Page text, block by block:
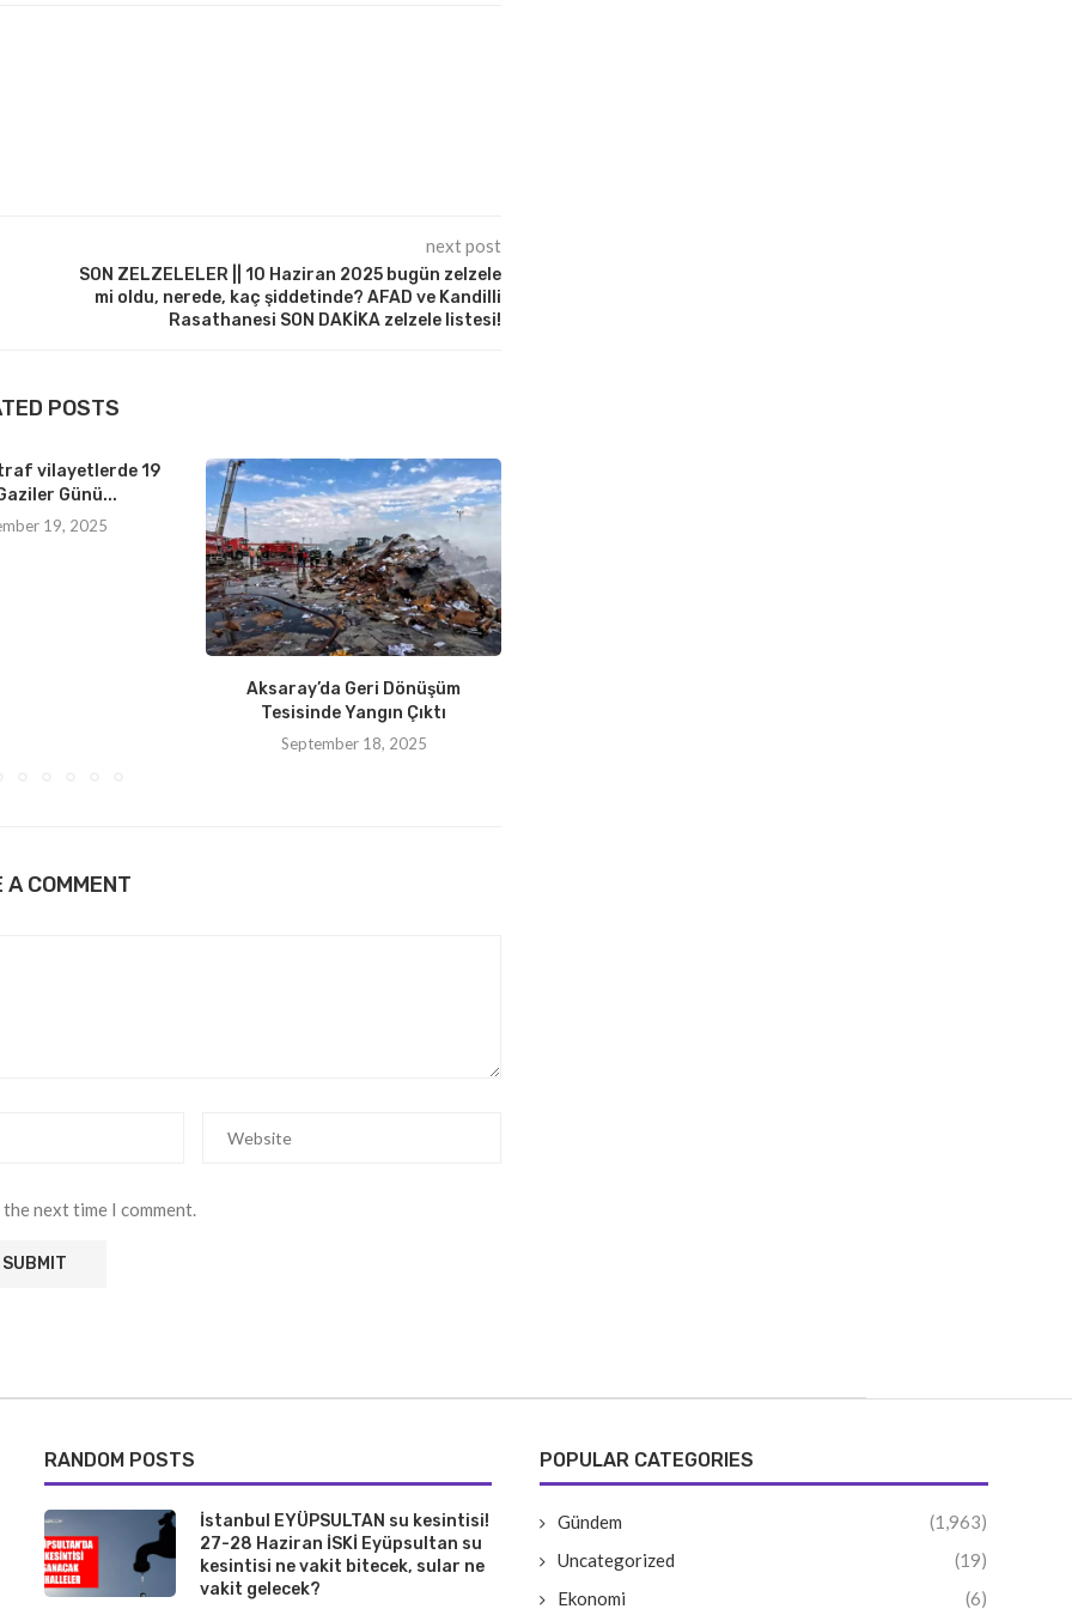
next post
SON ZELZELELER || 10 Haziran 2025 bugün zelzele
mi oldu, nerede, kaç şiddetinde? AFAD ve Kandilli
Rasathanesi SON DAKİKA zelzele listesi!
POSTS
vilayetlerde 19
Günü...
19, 2025
Aksaray’da Geri Dönüşüm
Tesisinde Yangın Çıktı
September 18, 2025
A COMMENT
next time I comment.
RANDOM POSTS
İstanbul EYÜPSULTAN su kesintisi!
27-28 Haziran İSKİ Eyüpsultan su
kesintisi ne vakit bitecek, sular ne
vakit gelecek?
POPULAR CATEGORIES
Gündem
(1,963)
Uncategorized
(19)
Ekonomi
(6)